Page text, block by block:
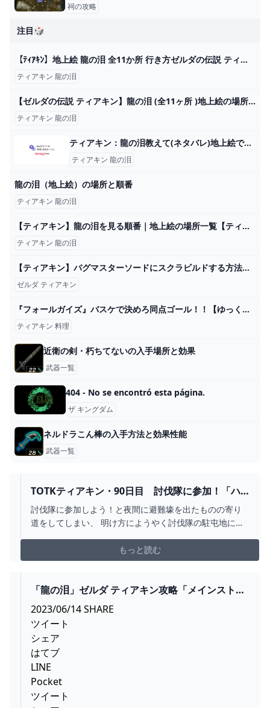
祠の攻略
注目🎲
【ﾃｨｱｷﾝ】地上絵 龍の泪 全11か所 行き方ゼルダの伝説 ティアーズオブザキングダム The Legend of Zelda: Tears of the Kingdom - YouTube
ティアキン 龍の泪
【ゼルダの伝説 ティアキン】龍の泪 (全11ヶ所 )地上絵の場所 /イベントまとめ マスターソード 【ゼルダの伝説 ティアーズ オブ ザ キングダム】真エンディング【totk】 - YouTube
ティアキン 龍の泪
ティアキン：龍の泪教えて(ネタバレ)地上絵で龍の泪を見つけても、... - Yahoo!知恵袋
ティアキン 龍の泪
龍の泪（地上絵）の場所と順番
ティアキン 龍の泪
【ティアキン】龍の泪を見る順番｜地上絵の場所一覧【ティアーズオブザキングダム】 - Mygame8
ティアキン 龍の泪
【ティアキン】バグマスターソードにスクラビルドする方法！耐久値無限の最強武器がヤバいｗｗ【ゼルダの伝説ティアーズオブザキングダム】 - YouTube
ゼルダ ティアキン
『フォールガイズ』バスケで決めろ同点ゴール！！【ゆっくり実況】(ノックアウト クリエイト 自由探索) - YouTube
ティアキン 料理
近衛の剣・朽ちてないの入手場所と効果
武器一覧
404 - No se encontró esta página.
ザ キングダム
ネルドラこん棒の入手方法と効果性能
武器一覧
TOTKティアキン・90日目 討伐隊に参加！「ハ
イラル平原に平和を！」～ハイラル城へ！ - ちょ
っとしたゲーム日記：楽天ブログ
討伐隊に参加しよう！と夜間に避難壕を出たものの寄り
道をしてしまい、 明け方にようやく討伐隊の駐屯地に到
だな。ようやく追いつきました。 ホスタさん。避難壕に
着いてすぐハイラル城で一緒にゼルダ姫を目撃しました
し、やるぞ！！ ゾナウギアを駆使して、大暴れ！ …
もっと読む
「龍の泪」ゼルダ ティアキン攻略「メインストー
リー編」【ゼルダの伝説ティアーズオブザキング
2023/06/14 SHARE
ツイート
シェア
はてブ
LINE
Pocket
ツイート